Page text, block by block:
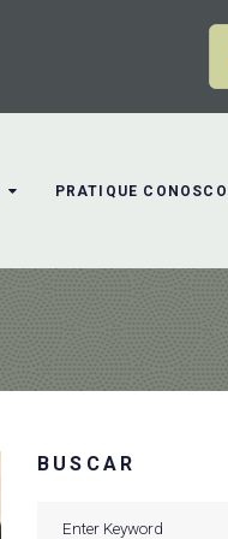
PRATIQUE CONOSCO
BUSCAR